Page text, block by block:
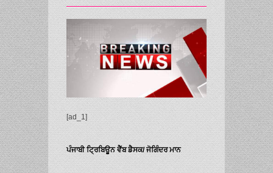
[ad_1]
ਪੰਜਾਬੀ ਟ੍ਰਿਬਿਊਨ ਵੈੱਬ ਡੈਸਕ/ ਜੋਗਿੰਦਰ ਮਾਨ